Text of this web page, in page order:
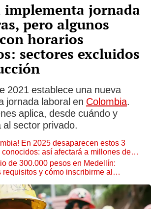
implementa jornada
pero algunos
horarios
sectores excluidos
2021 establece una nueva
jornada laboral en Colombia.
aplica, desde cuándo y
sector privado.
En 2025 desaparecen estos 3
así afectará a millones de
de 300.000 pesos en Medellín:
y cómo inscribirme al